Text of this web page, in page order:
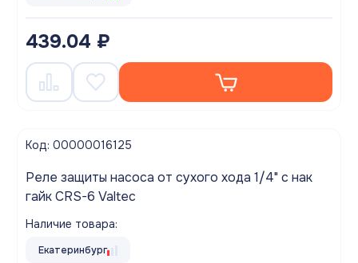
439.04 ₽
Код: 00000016125
Реле защиты насоса от сухого хода 1/4" с нак
гайк CRS-6 Valtec
Наличие товара:
Екатеринбург